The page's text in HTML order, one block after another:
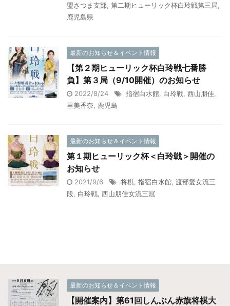
盟さつま支部 第二期ヒューリック杯白玲戦第三局
鹿児島県
最新のお知らせ＆イベント情報
【第２期ヒューリック杯白玲戦七番勝
負】第３局（9/10開催）のお知らせ
2022/8/24 指宿白水館 白玲戦 西山朋佳
里美香奈
鹿児島
最新のお知らせ＆イベント情報
第１期ヒューリック杯＜白玲戦＞開催の
お知らせ
2021/9/6 将棋 指宿白水館 渡部愛女流三
段 白玲戦 西山朋佳女流三冠
最新のお知らせ＆イベント情報
【開催案内】第61回しんぶん赤旗将棋大